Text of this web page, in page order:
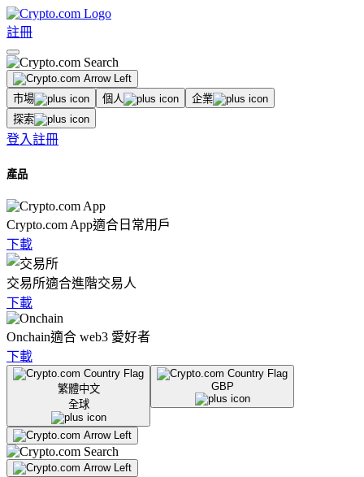
註冊
市場 個人
企業
探索
登入註冊
產品
Crypto.com App適合日常用戶
下載
交易所適合進階交易人
下載
Onchain適合 web3 愛好者
下載
繁體中文
全球
GBP